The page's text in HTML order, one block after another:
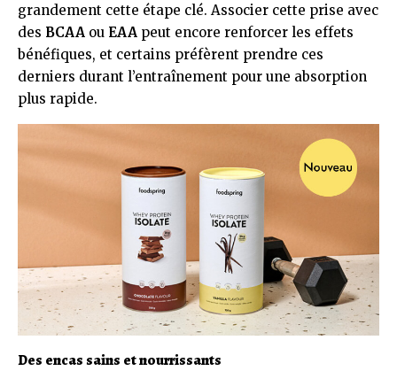
grandement cette étape clé. Associer cette prise avec
des BCAA ou EAA peut encore renforcer les effets
bénéfiques, et certains préfèrent prendre ces
derniers durant l’entraînement pour une absorption
plus rapide.
Des encas sains et nourrissants